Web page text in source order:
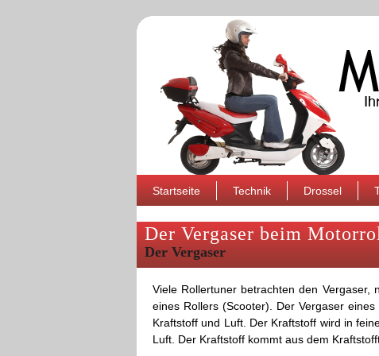
Startseite Technik Drossel
Der Vergaser beim
Der Vergaser
Viele Rollertuner betrachten den
eines Rollers (Scooter). Der Vergaser
Kraftstoff und Luft. Der Kraftstoff wird in
Luft. Der Kraftstoff kommt aus dem